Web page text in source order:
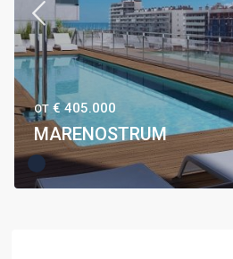
ОТ € 405.000
MARENOSTRUM